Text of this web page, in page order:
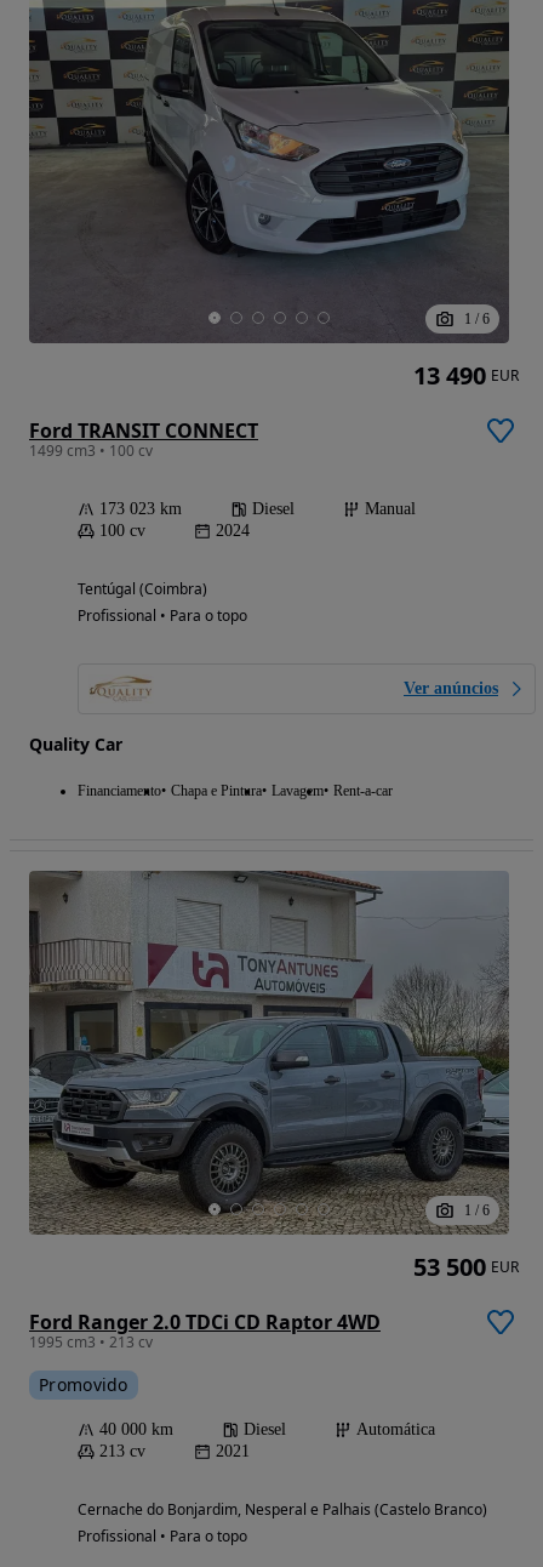
1 / 6
Ford TRANSIT CONNECT
1499 cm3 • 100 cv
173 023 km Diesel
Manual
100 cv
2024
Tentúgal (Coimbra)
Profissional • Para o topo
Ver anúncios
Quality Car
Financiamento Chapa e Pintura Lavagem Rent-a-car
13 490 EUR
1 / 6
Ford Ranger 2.0 TDCi CD Raptor 4WD
1995 cm3 • 213 cv
Promovido
40 000 km Diesel
Automática
213 cv
2021
Cernache do Bonjardim, Nesperal e Palhais (Castelo Branco)
Profissional • Para o topo
53 500 EUR